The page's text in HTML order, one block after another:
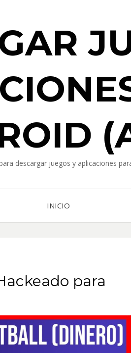
descargar juegos y aplicaciones
INICIO
para